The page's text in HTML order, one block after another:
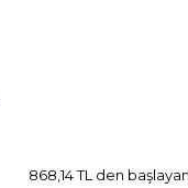
868,14 TL den